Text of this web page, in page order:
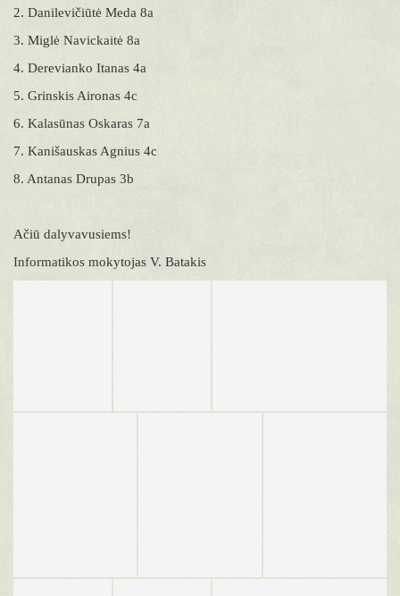
2. Danilevičiūtė Meda 8a
3. Miglė Navickaitė 8a
4. Derevianko Itanas 4a
5. Grinskis Aironas 4c
6. Kalasūnas Oskaras 7a
7. Kanišauskas Agnius 4c
8. Antanas Drupas 3b
Ačiū dalyvavusiems!
Informatikos mokytojas V. Batakis